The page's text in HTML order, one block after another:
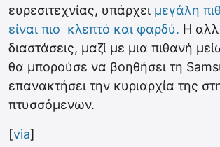
ευρεσιτεχνίας, υπάρχει μεγάλη
είναι πιο κλεπτό και φαρδύ. Η
διαστάσεις, μαζί με μια πιθανή
θα μπορούσε να βοηθήσει τη
επανακτήσει την κυριαρχία της
πτυσσόμενων.
[via]